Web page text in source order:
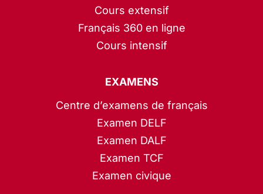
Cours extensif
Français 360 en ligne
Cours intensif
EXAMENS
Centre d’examens de français
Examen DELF
Examen DALF
Examen TCF
Examen civique